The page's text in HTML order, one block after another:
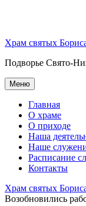
Храм святых
Подворье Свято-
Меню
Главная
О храме
О приходе
Наша
Наше
Расписание
Контакты
Храм святых
Возобновились